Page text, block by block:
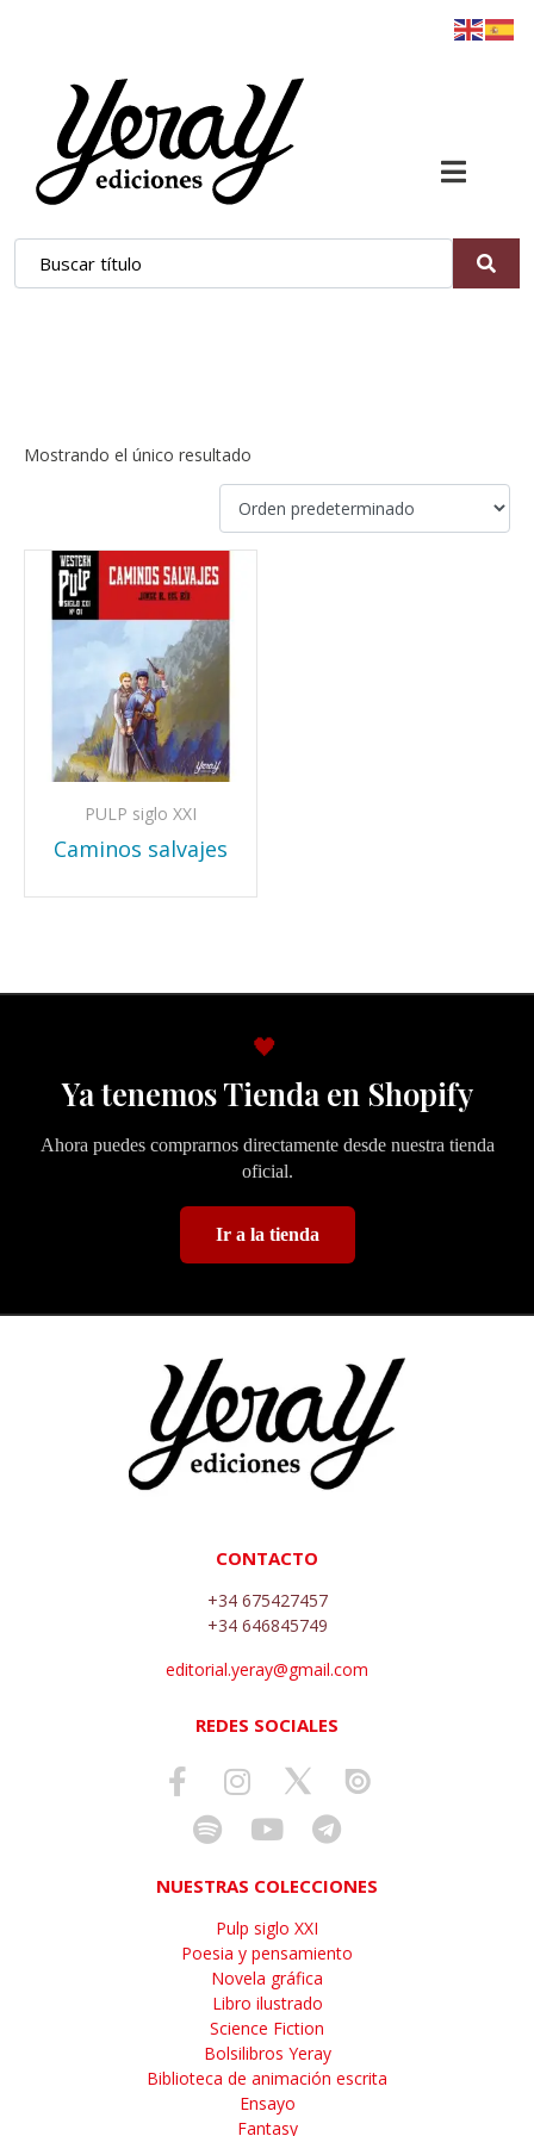
Mostrando el único resultado
PULP siglo XXI
Caminos salvajes
🖤
Ya tenemos Tienda en Shopify
Ahora puedes comprarnos directamente desde nuestra tienda
oficial.
Ir a la tienda
CONTACTO
+34 675427457
+34 646845749
editorial.yeray@gmail.com
REDES SOCIALES
NUESTRAS COLECCIONES
Pulp siglo XXI
Poesia y pensamiento
Novela gráfica
Libro ilustrado
Science Fiction
Bolsilibros Yeray
Biblioteca de animación escrita
Ensayo
Fantasy